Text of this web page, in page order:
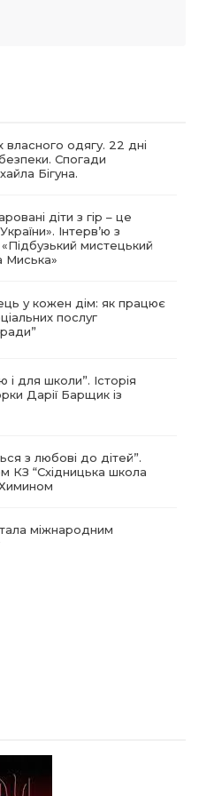
власного одягу. 22 дні
Спогади
Бігуна.
діти з гір – це
Інтервʼю з
мистецький
Миська»
у кожен дім: як працює
послуг
для школи”. Історія
Дарії Барщик із
з любові до дітей”.
КЗ “Східницька школа
міжнародним
сили духу,
Анна Іроденко –
Європи з армреслінгу